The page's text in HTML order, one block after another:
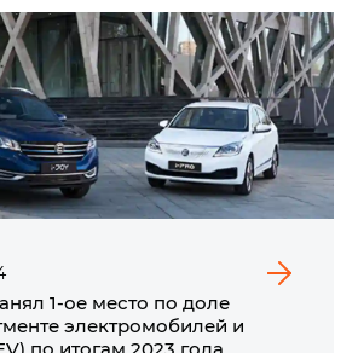
1-ое место по доле
электромобилей и
по итогам 2023 года